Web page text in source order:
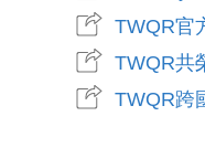
TWQR官
TWQR共
TWQR跨